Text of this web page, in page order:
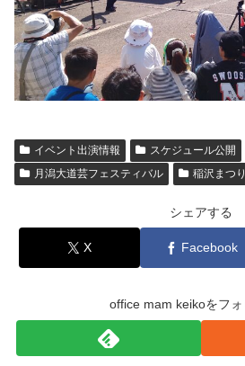
イベント出演情報
スケジュール公開
月潟大道芸フェスティバル
稲沢まつり
シェアする
X Facebook
office mam keikoをフォ